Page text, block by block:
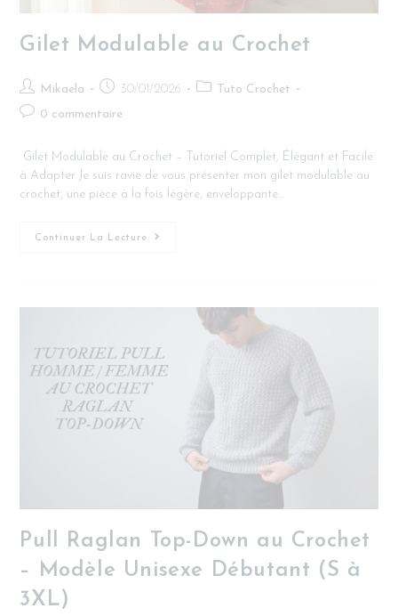
Gilet Modulable au Crochet
Mikaela 30/01/2026
Tuto Crochet
0 commentaire
Gilet Modulable au Crochet – Tutoriel Complet, Élégant et Facile
à Adapter Je suis ravie de vous présenter mon gilet modulable au
crochet, une pièce à la fois légère, enveloppante…
Continuer La Lecture
Pull Raglan Top-Down au Crochet
– Modèle Unisexe Débutant (S à
3XL)